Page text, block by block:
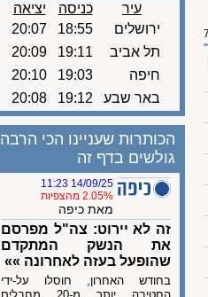
עיר כניסה
יציאה
ירושלים
18:55
20:07
תל אביב
19:11
20:09
חיפה
19:03
20:10
באר שבע
19:12
20:08
הכותרות שעניינו הכי הרבה
גולשים בדף זה
14/09/25 11:23
2.05% מהצפיות
מאת כיפה
זה לא יירוט: צה"ל מפרסם
את הנשק המתקדם
שהופעל בעזה לאחרונה »»
בחודש האחרון, חוסלו על-ידי